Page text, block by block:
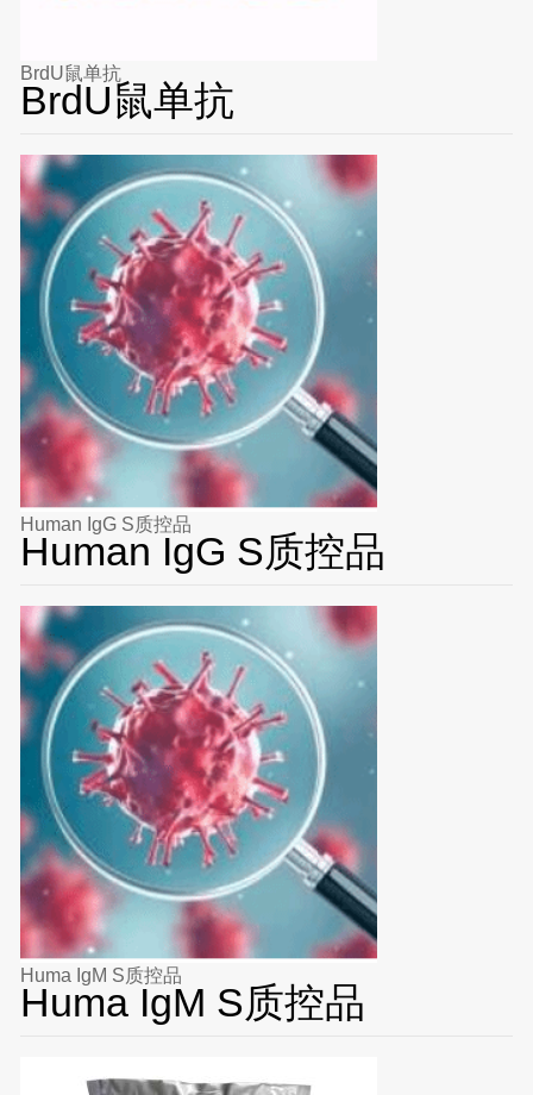
BrdU鼠单抗
BrdU鼠单抗
Human IgG S质控品
Human IgG S质控品
Huma IgM S质控品
Huma IgM S质控品